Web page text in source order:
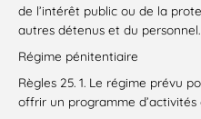
de l’intérêt public ou de la
autres détenus et du personnel.
Régime pénitentiaire
Règles 25. 1. Le régime prévu
offrir un programme d’activités